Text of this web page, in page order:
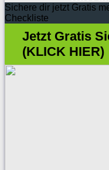
Sichere dir jetzt Gratis
Checkliste
Jetzt Gratis
(KLICK HIER)